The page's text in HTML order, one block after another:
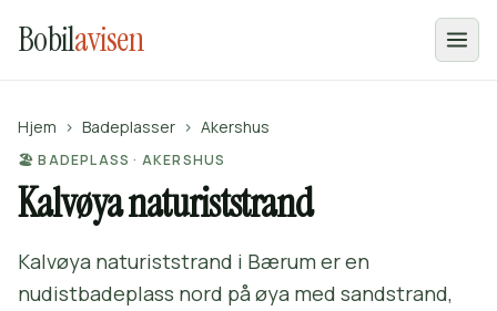
Bobilavisen
Hjem › Badeplasser › Akershus
🏖️ BADEPLASS · AKERSHUS
Kalvøya naturiststrand
Kalvøya naturiststrand i Bærum er en
nudistbadeplass nord på øya med sandstrand,